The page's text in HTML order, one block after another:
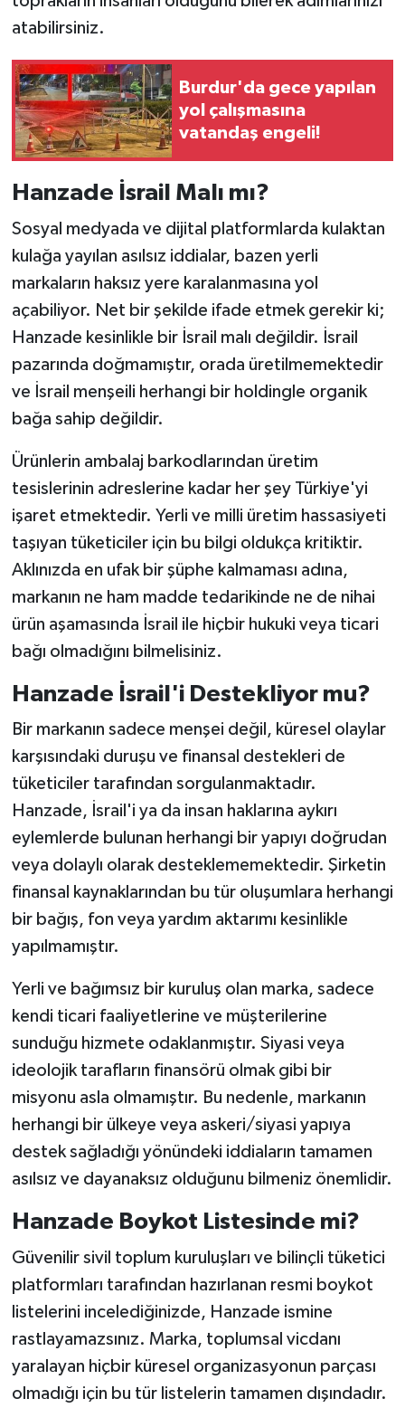
atabilirsiniz.
Burdur'da gece yapılan
yol çalışmasına
vatandaş engeli!
Hanzade İsrail Malı mı?
Sosyal medyada ve dijital platformlarda kulaktan
kulağa yayılan asılsız iddialar, bazen yerli
markaların haksız yere karalanmasına yol
açabiliyor. Net bir şekilde ifade etmek gerekir ki;
Hanzade kesinlikle bir İsrail malı değildir. İsrail
pazarında doğmamıştır, orada üretilmemektedir
ve İsrail menşeili herhangi bir holdingle organik
bağa sahip değildir.
Ürünlerin ambalaj barkodlarından üretim
tesislerinin adreslerine kadar her şey Türkiye'yi
işaret etmektedir. Yerli ve milli üretim hassasiyeti
taşıyan tüketiciler için bu bilgi oldukça kritiktir.
Aklınızda en ufak bir şüphe kalmaması adına,
markanın ne ham madde tedarikinde ne de nihai
ürün aşamasında İsrail ile hiçbir hukuki veya ticari
bağı olmadığını bilmelisiniz.
Hanzade İsrail'i Destekliyor mu?
Bir markanın sadece menşei değil, küresel olaylar
karşısındaki duruşu ve finansal destekleri de
tüketiciler tarafından sorgulanmaktadır.
Hanzade, İsrail'i ya da insan haklarına aykırı
eylemlerde bulunan herhangi bir yapıyı doğrudan
veya dolaylı olarak desteklememektedir. Şirketin
finansal kaynaklarından bu tür oluşumlara herhangi
bir bağış, fon veya yardım aktarımı kesinlikle
yapılmamıştır.
Yerli ve bağımsız bir kuruluş olan marka, sadece
kendi ticari faaliyetlerine ve müşterilerine
sunduğu hizmete odaklanmıştır. Siyasi veya
ideolojik tarafların finansörü olmak gibi bir
misyonu asla olmamıştır. Bu nedenle, markanın
herhangi bir ülkeye veya askeri/siyasi yapıya
destek sağladığı yönündeki iddiaların tamamen
asılsız ve dayanaksız olduğunu bilmeniz önemlidir.
Hanzade Boykot Listesinde mi?
Güvenilir sivil toplum kuruluşları ve bilinçli tüketici
platformları tarafından hazırlanan resmi boykot
listelerini incelediğinizde, Hanzade ismine
rastlayamazsınız. Marka, toplumsal vicdanı
yaralayan hiçbir küresel organizasyonun parçası
olmadığı için bu tür listelerin tamamen dışındadır.